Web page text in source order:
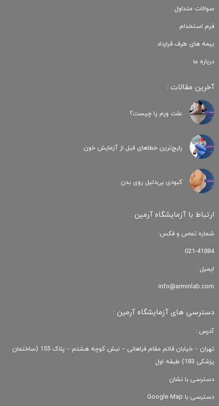
سوالات متداول
فرم استخدام
بیمه های طرف قرارداد
درباره ما
آخرین مقالات :
علت ورم پا چیست؟
رایج‌ترین خطاهای قبل از آزمایش خون
کبودی‌ بی‌دلیل روی بدن
ارتباط با آزمایشگاه آرمین :
شماره تماس و فکس:
021-41884
ایمیل :
info@arminlab.com
دسترسی های آزمایشگاه آرمین :
آدرس :
تهران – خیابان قائم مقام فراهانی – نبش کوچه هشتم – پلاک 155 (ساختمان
پزشکی 183) طبقه اول
دسترسی با نشان
دسترسی با Google Map